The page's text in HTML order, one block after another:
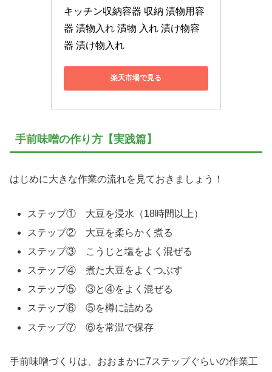
キッチン収納容器 収納 漬物用容
器 漬物入れ 漬物 入れ 漬け物容
器 漬け物入れ
楽天市場で見る
手前味噌の作り方【実践篇】
はじめに大きな作業の流れを見ておきましょう！
ステップ① 大豆を浸水（18時間以上）
ステップ② 大豆を柔らかく煮る
ステップ③ こうじと塩をよく混ぜる
ステップ④ 煮た大豆をよくつぶす
ステップ⑤ ③と④をよく混ぜる
ステップ⑥ ⑤を樽に詰める
ステップ⑦ ⑥を常温で保存
手前味噌づくりは、おおまかに7ステップぐらいの作業工